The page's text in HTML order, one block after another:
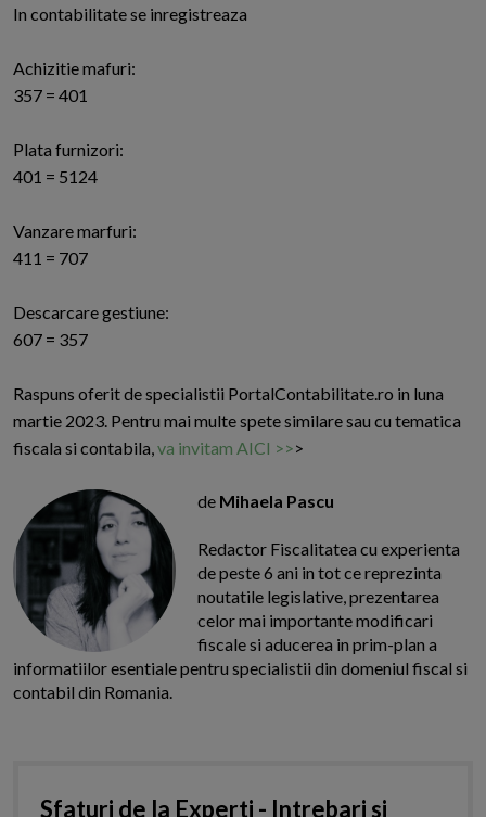
In contabilitate se inregistreaza
Achizitie mafuri:
357 = 401
Plata furnizori:
401 = 5124
Vanzare marfuri:
411 = 707
Descarcare gestiune:
607 = 357
Raspuns oferit de specialistii PortalContabilitate.ro in luna
martie 2023. Pentru mai multe spete similare sau cu tematica
fiscala si contabila, va invitam AICI >>>
de Mihaela Pascu
Redactor Fiscalitatea cu experienta
de peste 6 ani in tot ce reprezinta
noutatile legislative, prezentarea
celor mai importante modificari
fiscale si aducerea in prim-plan a
informatiilor esentiale pentru specialistii din domeniul fiscal si
contabil din Romania.
Sfaturi de la Experti - Intrebari si